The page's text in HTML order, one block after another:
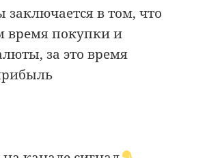
заключается в том, что
время покупки и
за это время